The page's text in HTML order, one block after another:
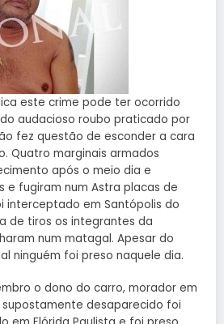
este crime pode ter ocorrido
audacioso roubo praticado por
fez questão de esconder a cara
Quatro marginais armados
após o meio dia e
e fugiram num Astra placas de
interceptado em Santópolis do
de tiros os integrantes da
num matagal. Apesar do
ninguém foi preso naquele dia.
o dono do carro, morador em
desaparecido foi